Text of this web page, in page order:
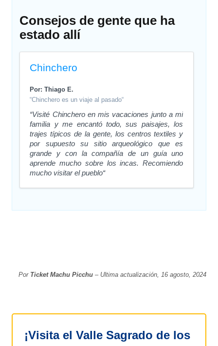
Consejos de gente que ha
estado allí
Chinchero
Por: Thiago E.
“Chinchero es un viaje al pasado“
“Visité Chinchero en mis vacaciones junto a mi
familia y me encantó todo, sus paisajes, los
trajes típicos de la gente, los centros textiles y
por supuesto su sitio arqueológico que es
grande y con la compañía de un guía uno
aprende mucho sobre los incas. Recomiendo
mucho visitar el pueblo“
Por Ticket Machu Picchu– Ultima actualización, 16 agosto, 2024
¡Visita el Valle Sagrado de los